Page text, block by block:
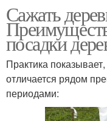
Сажать
посадки
Практика
отличается рядом
периодами: